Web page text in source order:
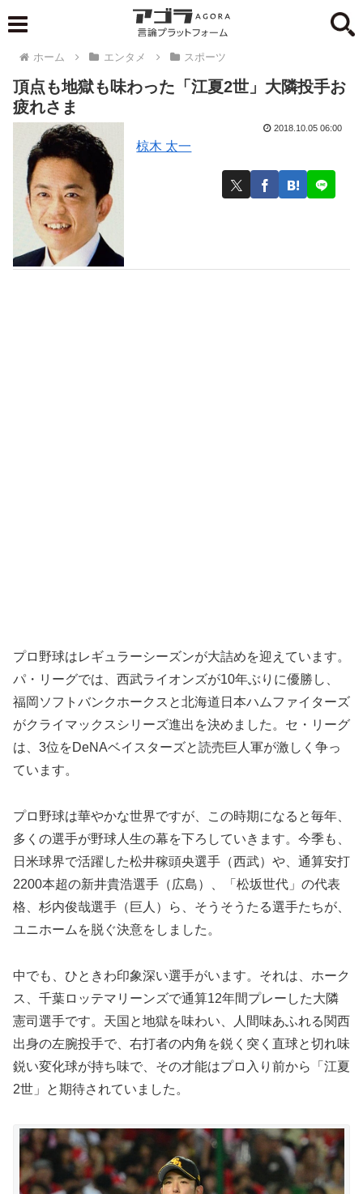
ホーム エンタメ スポーツ
頂点も地獄も味わった「江夏2世」大隣投手お
疲れさま
椋木 太一
2018.10.05 06:00
プロ野球はレギュラーシーズンが大詰めを迎えています。
パ・リーグでは、西武ライオンズが10年ぶりに優勝し、
福岡ソフトバンクホークスと北海道日本ハムファイターズ
がクライマックスシリーズ進出を決めました。セ・リーグ
は、3位をDeNAベイスターズと読売巨人軍が激しく争っ
ています。
プロ野球は華やかな世界ですが、この時期になると毎年、
多くの選手が野球人生の幕を下ろしていきます。今季も、
日米球界で活躍した松井稼頭央選手（西武）や、通算安打
2200本超の新井貴浩選手（広島）、「松坂世代」の代表
格、杉内俊哉選手（巨人）ら、そうそうたる選手たちが、
ユニホームを脱ぐ決意をしました。
中でも、ひときわ印象深い選手がいます。それは、ホーク
ス、千葉ロッテマリーンズで通算12年間プレーした大隣
憲司選手です。天国と地獄を味わい、人間味あふれる関西
出身の左腕投手で、右打者の内角を鋭く突く直球と切れ味
鋭い変化球が持ち味で、その才能はプロ入り前から「江夏
2世」と期待されていました。